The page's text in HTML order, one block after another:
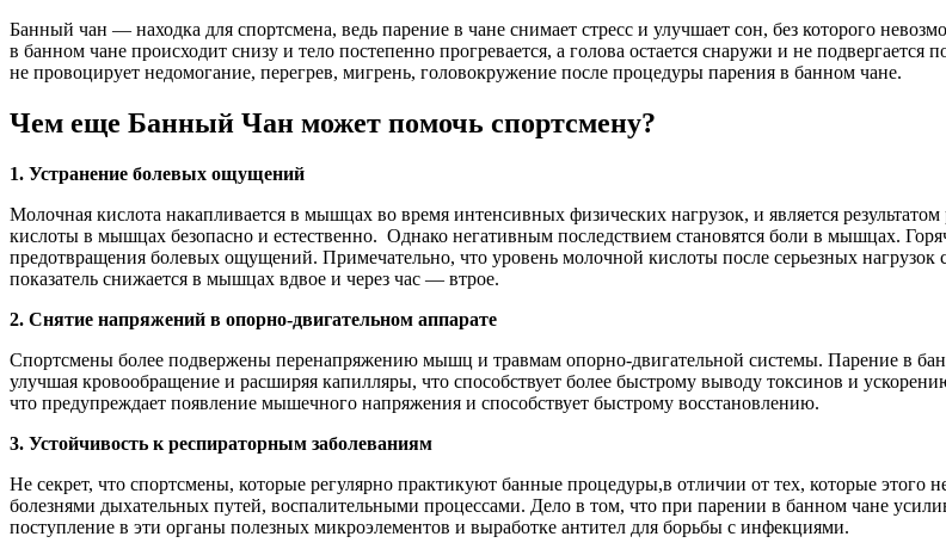
Банный чан — находка для спортсмена, ведь парение в чане снимает стресс и улучшает сон, без которого
в банном чане происходит снизу и тело постепенно прогревается, а голова остается снаружи и не
не провоцирует недомогание, перегрев, мигрень, головокружение после процедуры парения в банном чане.
Чем еще Банный Чан может помочь спортсмену?
1. Устранение болевых ощущений
Молочная кислота накапливается в мышцах во время интенсивных физических нагрузок, и является
кислоты в мышцах безопасно и естественно. Однако негативным последствием становятся боли в мышцах.
предотвращения болевых ощущений. Примечательно, что уровень молочной кислоты после серьезных нагрузок
показатель снижается в мышцах вдвое и через час — втрое.
2. Снятие напряжений в опорно-двигательном аппарате
Спортсмены более подвержены перенапряжению мышц и травмам опорно-двигательной системы. Парение в
улучшая кровообращение и расширяя капилляры, что способствует более быстрому выводу токсинов и
что предупреждает появление мышечного напряжения и способствует быстрому восстановлению.
3. Устойчивость к респираторным заболеваниям
Не секрет, что спортсмены, которые регулярно практикуют банные процедуры,в отличии от тех, которые этого
болезнями дыхательных путей, воспалительными процессами. Дело в том, что при парении в банном чане
поступление в эти органы полезных микроэлементов и выработке антител для борьбы с инфекциями.